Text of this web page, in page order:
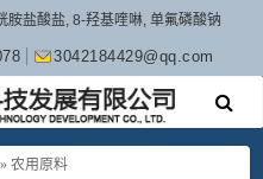
胺盐酸盐, 8-羟基喹啉, 单氟磷酸钠
3042184429@qq.com
» 农用原料